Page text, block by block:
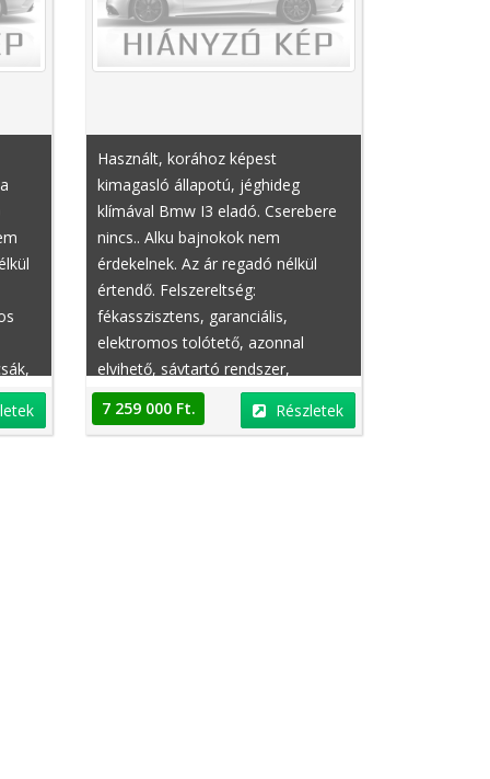
Használt, korához képest
kimagasló állapotú, jéghideg
klímával Bmw I3 eladó. Cserebere
nincs.. Alku bajnokok nem
érdekelnek. Az ár regadó nélkül
értendő. Felszereltség:
fékasszisztens, garanciális,
elektromos tolótető, azonnal
elvihető, sávtartó rendszer,
centrálzár, rendelhető,
deréktámasz, sperr differenciálmű,
7 259 000 Ft. Részletek